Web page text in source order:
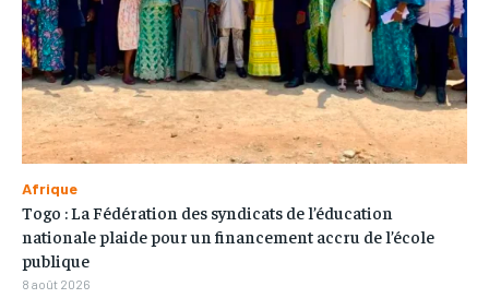
Afrique
Togo : La Fédération des syndicats de l’éducation
nationale plaide pour un financement accru de l’école
publique
8 août 2026